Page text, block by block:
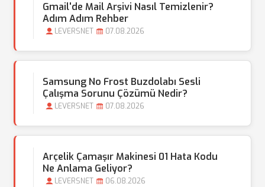
Gmail'de Mail Arşivi Nasıl Temizlenir?
Adım Adım Rehber
LEVERSNET 07.08.2026
Samsung No Frost Buzdolabı Sesli
Çalışma Sorunu Çözümü Nedir?
LEVERSNET 07.08.2026
Arçelik Çamaşır Makinesi 01 Hata Kodu
Ne Anlama Geliyor?
LEVERSNET 06.08.2026